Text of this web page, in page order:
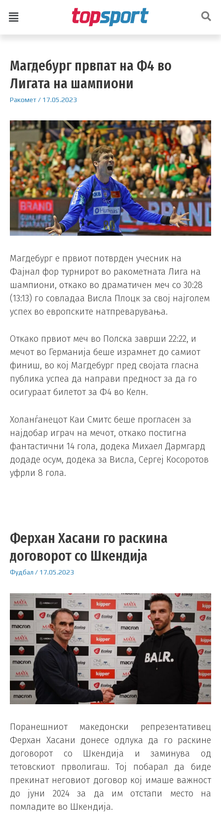
Магдебург првпат на Ф4 во
Лигата на шампиони
Ракомет/ 17.05.2023
Магдебург е првиот потврден учесник на
Фајнал фор турнирот во ракометната Лига на
шампиони, откако во драматичен меч со 30:28
(13:13) го совладаа Висла Плоцк за свој најголем
успех во европските натпреварувања.
Откако првиот меч во Полска заврши 22:22, и
мечот во Германија беше израмнет до самиот
финиш, во кој Магдебург пред својата гласна
публика успеа да направи предност за да го
осигураат билетот за Ф4 во Келн.
Холанѓанецот Каи Смитс беше прогласен за
најдобар играч на мечот, откако постигна
фантастични 14 гола, додека Михаел Дармгард
додаде осум, додека за Висла, Сергеј Косоротов
уфрли 8 гола.
Ферхан Хасани го раскина
договорот со Шкендија
Фудбал / 17.05.2023
Поранешниот македонски репрезентативец
Ферхан Хасани донесе одлука да го раскине
договорот со Шкендија и заминува од
тетовскиот прволигаш. Тој побарал да биде
прекинат неговиот договор кој имаше важност
до јуни 2024 за да им отстапи место на
помладите во Шкендија.